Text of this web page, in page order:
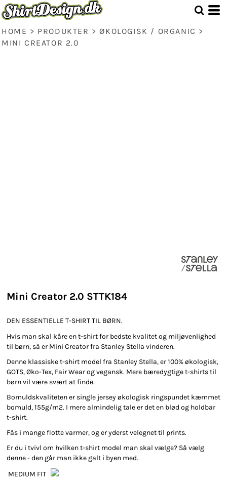
HOME > PRODUKTER > ØKOLOGISK / ORGANIC >
MINI CREATOR 2.0
Mini Creator 2.0 STTK184
DEN ESSENTIELLE T-SHIRT TIL BØRN.
Hvis man skal kåre en t-shirt for bedste kvalitet og miljøvenlighed
til børn, så er Mini Creator fra Stanley Stella vinderen.
Denne klassiske t-shirt model fra Stanley Stella, er 100% økologisk,
GOTS, Øko-Tex, Fair Wear og vegansk. Mere bæredygtige t-shirts til
børn vil være svært at finde.
Bomuldskvaliteten er single jersey økologisk ringspundet kæmmet
bomuld, 155g/m2. I mere almindelig tale er det en blød og holdbar
t-shirt.
Fås i mange flotte varmer, og er yderst velegnet til prints.
Er du i tvivl om hvilken t-shirt model man skal vælge? Så vælg
denne - den går man ikke galt i byen med.
MEDIUM FIT